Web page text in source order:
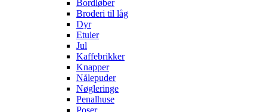
Bordløber
Broderi til låg
Dyr
Etuier
Jul
Kaffebrikker
Knapper
Nålepuder
Nøgleringe
Penalhuse
Poser